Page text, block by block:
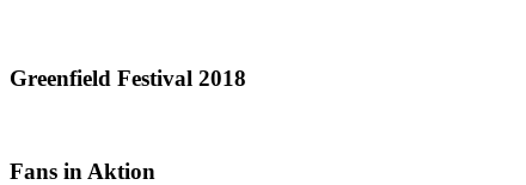
Greenfield Festival 2018
Fans in Aktion